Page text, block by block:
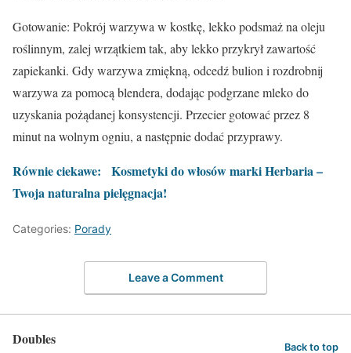
Gotowanie: Pokrój warzywa w kostkę, lekko podsmaż na oleju
roślinnym, zalej wrzątkiem tak, aby lekko przykrył zawartość
zapiekanki. Gdy warzywa zmiękną, odcedź bulion i rozdrobnij
warzywa za pomocą blendera, dodając podgrzane mleko do
uzyskania pożądanej konsystencji. Przecier gotować przez 8
minut na wolnym ogniu, a następnie dodać przyprawy.
Równie ciekawe:
Kosmetyki do włosów marki Herbaria –
Twoja naturalna pielęgnacja!
Categories: Porady
Leave a Comment
Doubles Back to top